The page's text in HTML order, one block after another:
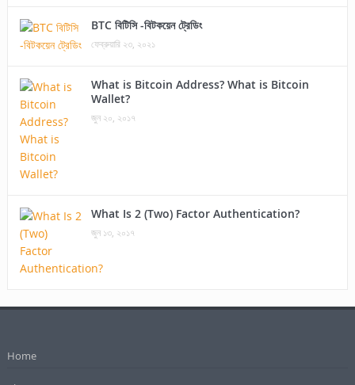
BTC বিটিসি -বিটকয়েন ট্রেডিং
ফেব্রুয়ারি ২৩, ২০২১
What is Bitcoin Address? What is Bitcoin
Wallet?
জুন ২০, ২০১৭
What Is 2 (Two) Factor Authentication?
জুন ১৩, ২০১৭
Home